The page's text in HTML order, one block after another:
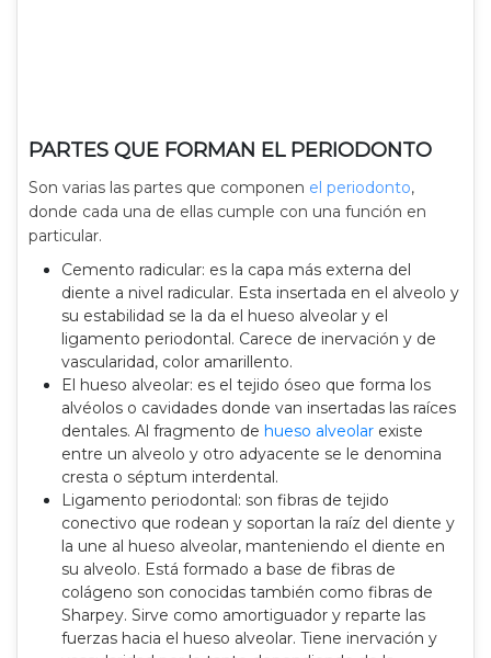
PARTES QUE FORMAN EL PERIODONTO
Son varias las partes que componen el periodonto,
donde cada una de ellas cumple con una función en
particular.
Cemento radicular: es la capa más externa del
diente a nivel radicular. Esta insertada en el alveolo y
su estabilidad se la da el hueso alveolar y el
ligamento periodontal. Carece de inervación y de
vascularidad, color amarillento.
El hueso alveolar: es el tejido óseo que forma los
alvéolos o cavidades donde van insertadas las raíces
dentales. Al fragmento de hueso alveolar existe
entre un alveolo y otro adyacente se le denomina
cresta o séptum interdental.
Ligamento periodontal: son fibras de tejido
conectivo que rodean y soportan la raíz del diente y
la une al hueso alveolar, manteniendo el diente en
su alveolo. Está formado a base de fibras de
colágeno son conocidas también como fibras de
Sharpey. Sirve como amortiguador y reparte las
fuerzas hacia el hueso alveolar. Tiene inervación y